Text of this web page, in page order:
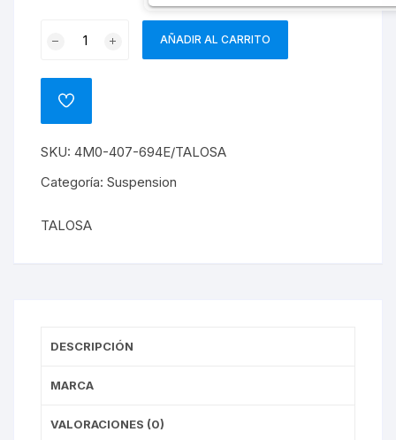
INFERIOR
CURVO
AUDI
Q7
cantidad
AÑADIR AL CARRITO
ADD
SKU: 4M0-407-694E/TALOSA
Categoría: Suspension
TALOSA
DESCRIPCIÓN
MARCA
VALORACIONES (0)